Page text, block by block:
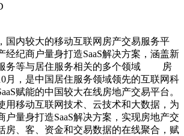
内较大的移动互联网房产交易服务平
经纪商户量身打造SaaS解决方案，涵盖新
务等与居住服务相关的多个领域 房
月，是中国居住服务领域领先的互联网科
赋能的中国较大在线房地产交易平台。
移动互联网技术、云技术和大数据，为
户量身打造SaaS解决方案，实现房地产交
房、客、资金和交易数据的在线聚合，赋